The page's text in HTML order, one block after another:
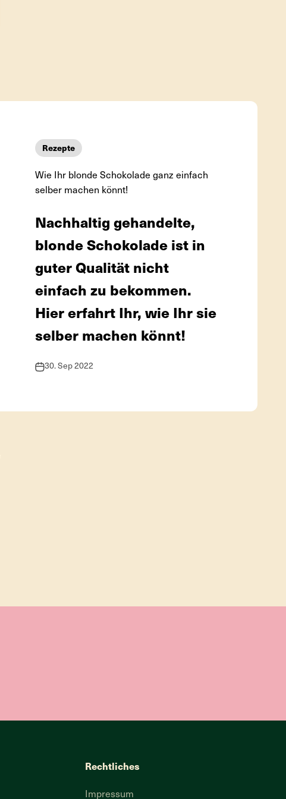
Rezepte
Wie Ihr blonde Schokolade ganz einfach
selber machen könnt!
Nachhaltig gehandelte,
blonde Schokolade ist in
guter Qualität nicht
einfach zu bekommen.
Hier erfahrt Ihr, wie Ihr sie
selber machen könnt!
30. Sep 2022
Rechtliches
Impressum